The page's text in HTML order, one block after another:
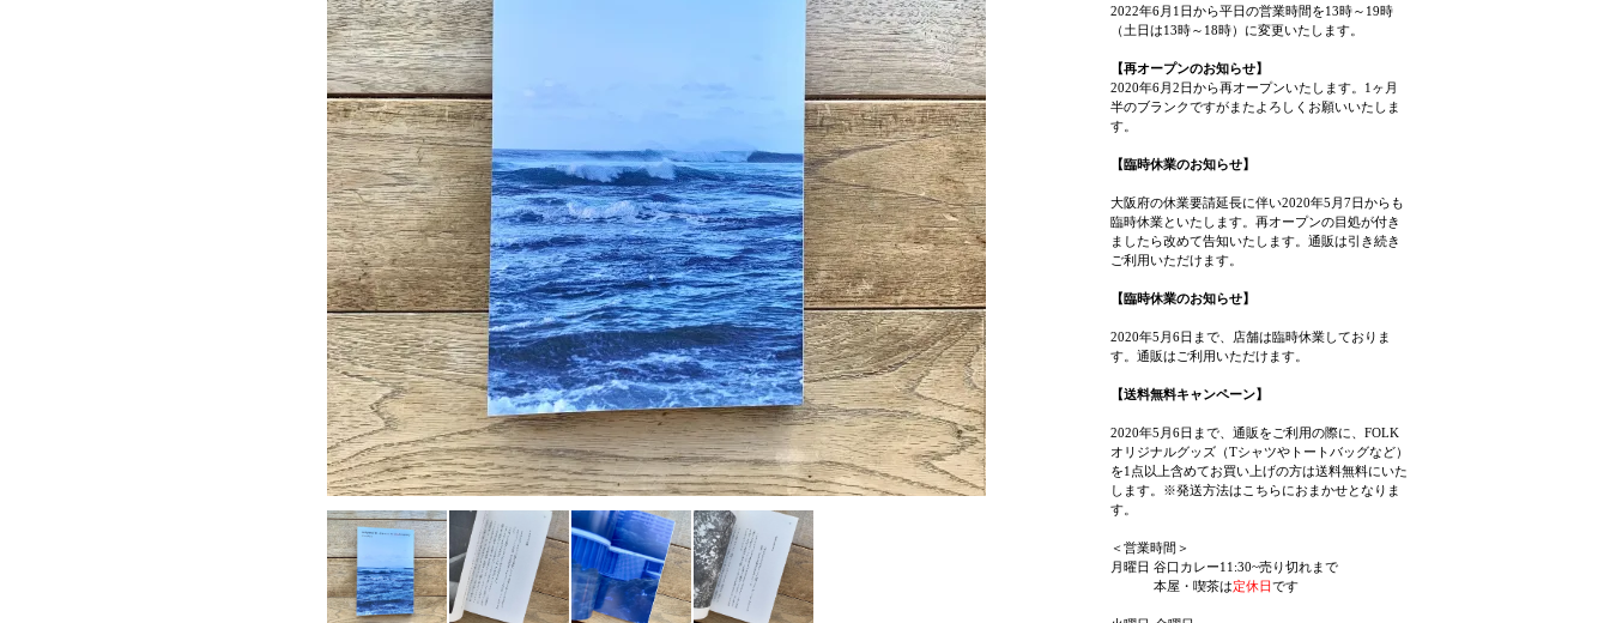
2022年6月1日から平日の営業時間を13時～19時
（土日は13時～18時）に変更いたします。
【再オープンのお知らせ】
2020年6月2日から再オープンいたします。1ヶ月
半のブランクですがまたよろしくお願いいたしま
す。
【臨時休業のお知らせ】
大阪府の休業要請延長に伴い2020年5月7日からも
臨時休業といたします。再オープンの目処が付き
ましたら改めて告知いたします。通販は引き続き
ご利用いただけます。
【臨時休業のお知らせ】
2020年5月6日まで、店舗は臨時休業しておりま
す。通販はご利用いただけます。
【送料無料キャンペーン】
2020年5月6日まで、通販をご利用の際に、FOLK
オリジナルグッズ（Tシャツやトートバッグなど）
を1点以上含めてお買い上げの方は送料無料にいた
します。※発送方法はこちらにおまかせとなりま
す。
＜営業時間＞
月曜日 谷口カレー11:30~売り切れまで
本屋・喫茶は定休日です